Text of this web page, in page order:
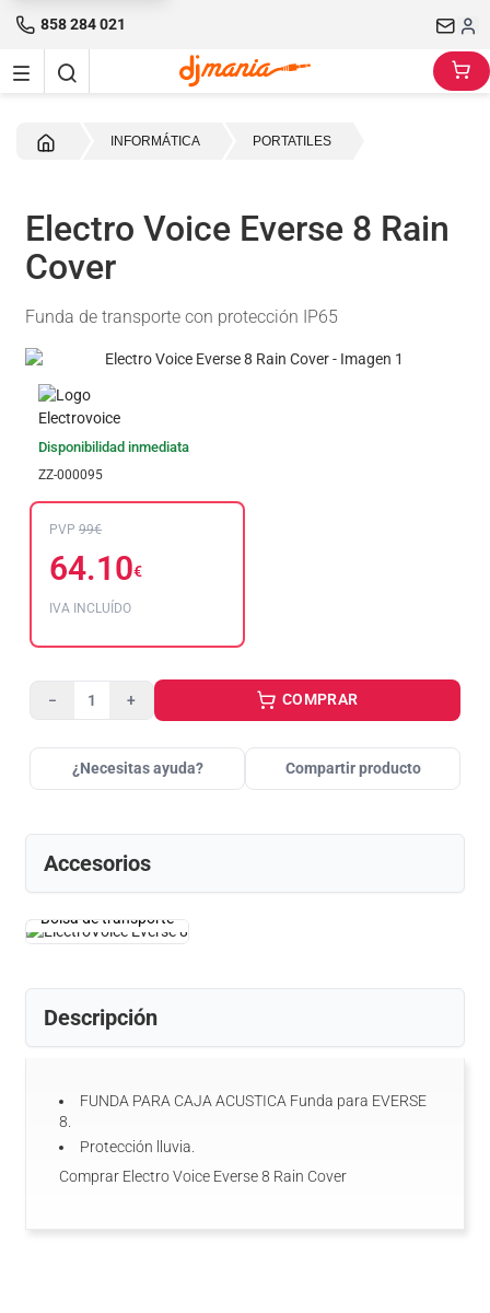
858 284 021
INFORMÁTICA PORTATILES
Electro Voice Everse 8 Rain
Cover
Funda de transporte con protección IP65
Disponibilidad inmediata
ZZ-000095
PVP 99€
64.10€
IVA INCLUÍDO
− + COMPRAR
¿Necesitas ayuda? Compartir producto
Accesorios
Bolsa de transporte
Descripción
FUNDA PARA CAJA ACUSTICA Funda para EVERSE
8.
Protección lluvia.
Comprar Electro Voice Everse 8 Rain Cover